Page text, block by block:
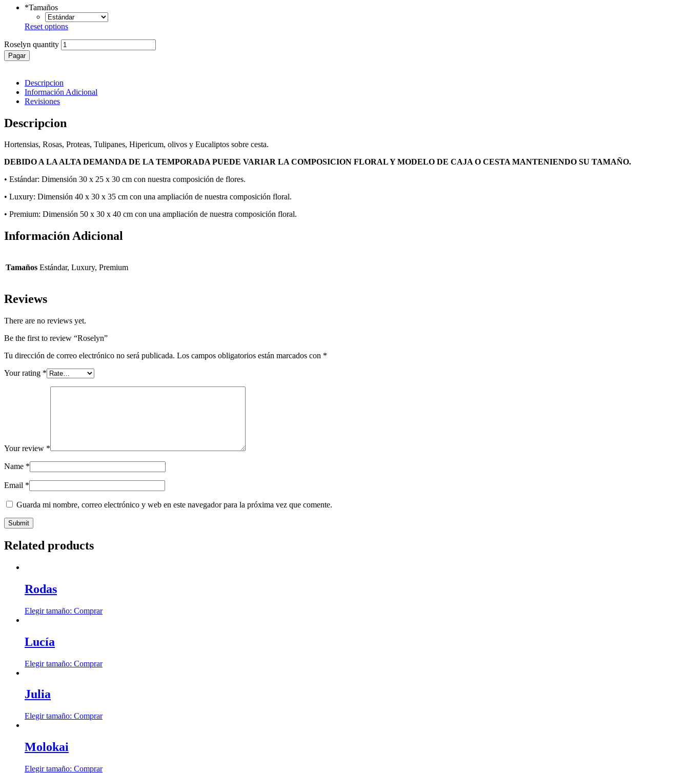
*Tamaños
Reset options
Roselyn quantity
Pagar
Descripcion
Información Adicional
Revisiones
Descripcion
Hortensias, Rosas, Proteas, Tulipanes, Hipericum, olivos y Eucaliptos sobre cesta.
DEBIDO A LA ALTA DEMANDA DE LA TEMPORADA PUEDE VARIAR LA COMPOSICION FLORAL Y MODELO DE CAJA O CESTA MANTENIENDO SU TAMAÑO.
• Estándar: Dimensión 30 x 25 x 30 cm con nuestra composición de flores.
• Luxury: Dimensión 40 x 30 x 35 cm con una ampliación de nuestra composición floral.
• Premium: Dimensión 50 x 30 x 40 cm con una ampliación de nuestra composición floral.
Información Adicional
Tamaños Estándar, Luxury, Premium
Reviews
There are no reviews yet.
Be the first to review “Roselyn”
Tu dirección de correo electrónico no será publicada. Los campos obligatorios están marcados con *
Your rating *
Your review *
Name *
Email *
Guarda mi nombre, correo electrónico y web en este navegador para la próxima vez que comente.
Related products
Rodas
Elegir tamaño: Comprar
Lucía
Elegir tamaño: Comprar
Julia
Elegir tamaño: Comprar
Molokai
Elegir tamaño: Comprar